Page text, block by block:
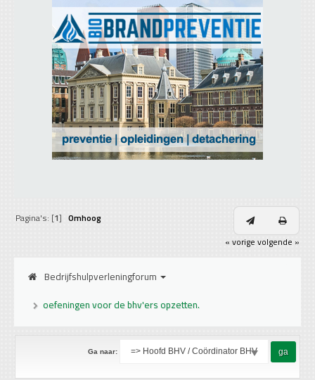
Pagina's: [1]Omhoog
« vorige volgende »
Bedrijfshulpverleningforum
oefeningen voor de bhv'ers opzetten.
Ga naar: